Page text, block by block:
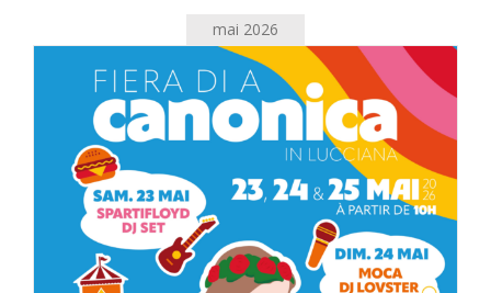
mai 2026